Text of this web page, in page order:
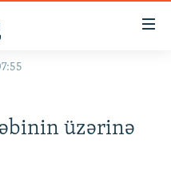
üzərinə